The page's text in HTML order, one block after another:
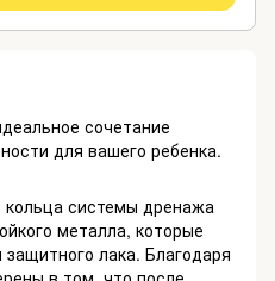
сочетание
для вашего ребенка.
системы дренажа
металла, которые
лака. Благодаря